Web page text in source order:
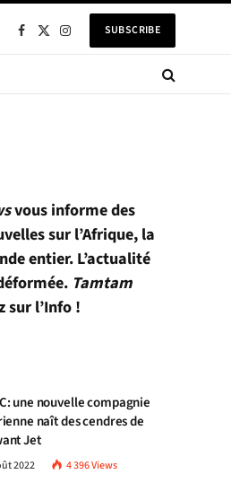
Facebook
X
InstagramSUBSCRIBE
vous informe des
sur l’Afrique, la
entier. L’actualité
Tamtam
sur l’Info !
une nouvelle compagnie
naît des cendres de
Jet
2022 4 396Views